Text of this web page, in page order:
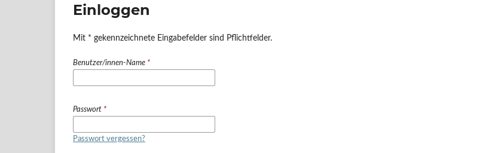
Einloggen
Mit * gekennzeichnete Eingabefelder sind Pflichtfelder.
Benutzer/innen-Name *
Passwort *
Passwort vergessen?